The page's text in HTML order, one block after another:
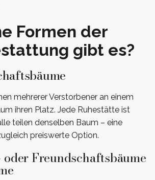
Formen der
gibt es?
mehrerer Verstorbener an einem
ihren Platz. Jede Ruhestätte ist
teilen denselben Baum – eine
preiswerte Option.
Freundschaftsbäume